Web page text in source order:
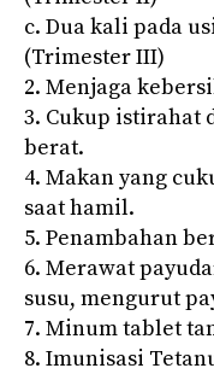
c. Dua kali pada
(Trimester III)
2. Menjaga
3. Cukup istirahat
berat.
4. Makan yang
saat hamil.
5. Penambahan
6. Merawat
susu, mengurut
7. Minum tablet
8. Imunisasi